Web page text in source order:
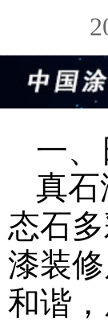
一
真石
态石
漆装
和谐